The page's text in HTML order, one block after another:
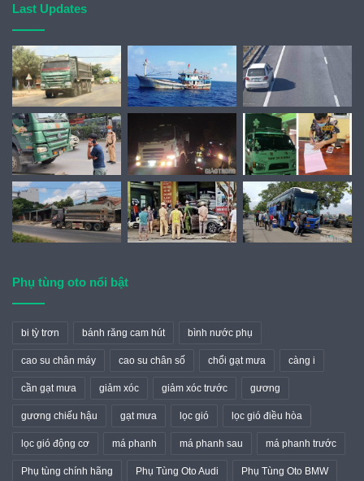
Last Updates
Phụ tùng oto nổi bật
bi tỳ trơn bánh răng cam hút bình nước phụ
cao su chân máy cao su chân số chổi gạt mưa càng i
cần gạt mưa giảm xóc giảm xóc trước gương
gương chiếu hậu gạt mưa lọc gió lọc gió điều hòa
lọc gió động cơ má phanh má phanh sau má phanh trước
Phụ tùng chính hãng Phụ Tùng Oto Audi Phụ Tùng Oto BMW